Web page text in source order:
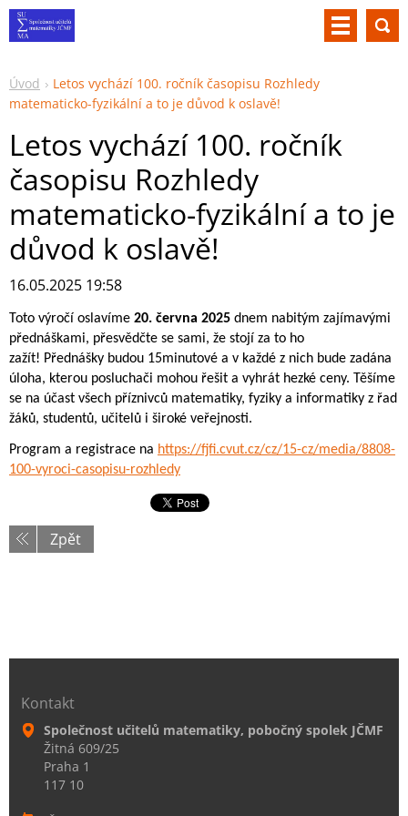
Úvod
Letos vychází 100. ročník časopisu Rozhledy
matematicko-fyzikální a to je důvod k oslavě!
Letos vychází 100. ročník
časopisu Rozhledy
matematicko-fyzikální a to je
důvod k oslavě!
16.05.2025 19:58
Toto výročí oslavíme 20. června 2025 dnem nabitým zajímavými
přednáškami, přesvědčte se sami, že stojí za to ho
zažít! Přednášky budou 15minutové a v každé z nich bude zadána
úloha, kterou posluchači mohou řešit a vyhrát hezké ceny. Těšíme
se na účast všech příznivců matematiky, fyziky a informatiky z řad
žáků, studentů, učitelů i široké veřejnosti.
Program a registrace na https://fjfi.cvut.cz/cz/15-cz/media/8808-
100-vyroci-casopisu-rozhledy
Zpět
Kontakt
Společnost učitelů matematiky, pobočný spolek JČMF
Žitná 609/25
Praha 1
117 10